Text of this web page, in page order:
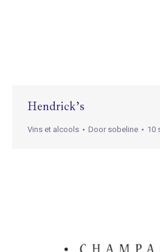
Hendrick’s
Vins et alcools Door sobeline 10